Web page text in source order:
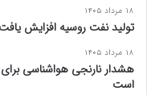
۱۸ مرداد ۱۴۰۵
تولید نفت روسیه افزایش یافت
۱۸ مرداد ۱۴۰۵
است